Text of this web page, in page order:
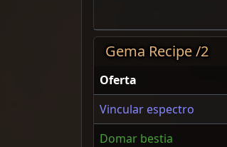
Gema Recipe /2
Oferta
Vincular espectro
Domar bestia